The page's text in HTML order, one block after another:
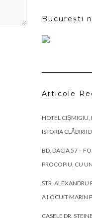
București
Articole
HOTEL CIȘMIGIU,
ISTORIA CLĂDIRII
BD. DACIA 57 –
PROCOPIU, CU
STR. ALEXANDRU
A LOCUIT MARIN
CASELE DR.